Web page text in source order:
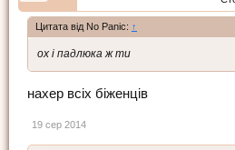
Цитата від No Panic: ↑
ох і падлюка ж ти
нахер всіх біженців
19 сер 2014